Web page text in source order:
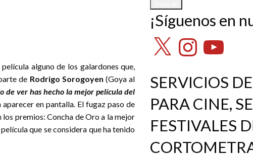
alguno de los galardones que,
de Rodrigo Sorogoyen (Goya al
de ver has hecho la mejor película del
en pantalla. El fugaz paso de
premios: Concha de Oro a la mejor
que se considera que ha tenido
¡Síguenos en
X InstagramYouTube
SERVICIOS
PARA CINE,
FESTIVALES